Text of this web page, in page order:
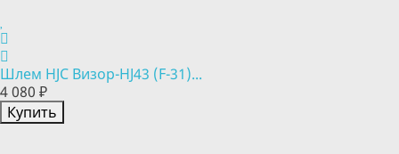
Шлем HJC Визор-HJ43 (F-31)...
4 080 ₽
Купить